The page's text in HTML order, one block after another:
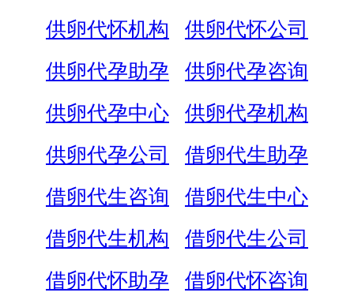
供卵代怀机构
供卵代怀公司
供卵代孕助孕
供卵代孕咨询
供卵代孕中心
供卵代孕机构
供卵代孕公司
借卵代生助孕
借卵代生咨询
借卵代生中心
借卵代生机构
借卵代生公司
借卵代怀助孕
借卵代怀咨询